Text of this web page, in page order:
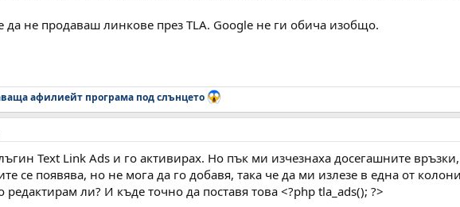
да не продаваш линкове през TLA. Google не ги обича изобщо.
афилиейт програма под слънцето
Text Link Ads и го активирах. Но пък ми изчезнаха досегашните
се появява, но не мога да го добавя, така че да ми излезе в една от
редактирам ли? И къде точно да поставя това <?php tla_ads(); ?>